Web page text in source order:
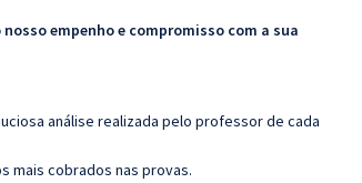
empenho e compromisso com a sua
análise realizada pelo professor de cada
mais cobrados nas provas.